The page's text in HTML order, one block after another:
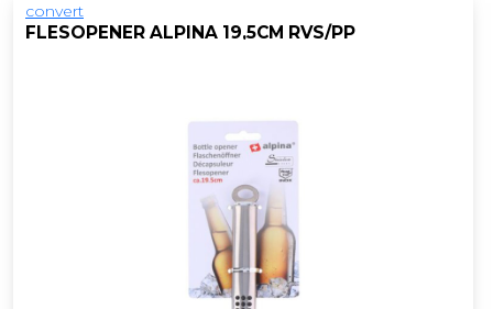
convert
FLESOPENER ALPINA 19,5CM RVS/PP